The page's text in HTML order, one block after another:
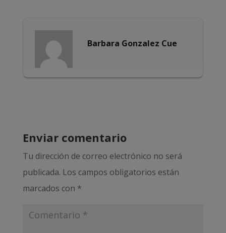
Barbara Gonzalez Cue
Enviar comentario
Tu dirección de correo electrónico no será
publicada. Los campos obligatorios están
marcados con *